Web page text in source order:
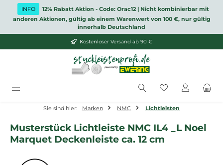
Zum Hauptinhalt springen
INFO
12% Rabatt Aktion - Code: Orac12 | Nicht kombinierbar mit
anderen Aktionen, gültig ab einem Warenwert von 100 €, nur gültig
innerhalb Deutschland
Kostenloser Versand ab 90 €
Du hast 0
Sie sind hier: Marken NMC Lichtleisten
Musterstück Lichtleiste NMC IL4 _L Noel
Marquet Deckenleiste ca. 12 cm